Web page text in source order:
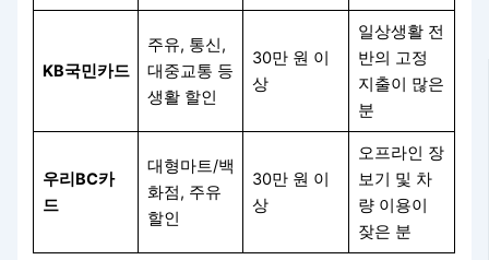
KB국민카드
주유, 통신,
대중교통 등
생활 할인
30만 원 이
상
일상생활 전
반의 고정
지출이 많은
분
우리BC카
드
대형마트/백
화점, 주유
할인
30만 원 이
상
오프라인 장
보기 및 차
량 이용이
잦은 분